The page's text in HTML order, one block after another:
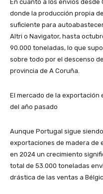
En cuanto a los envíos
donde la producción propia
suficiente para
Altri o Navigator, hasta
90.000 toneladas, lo que
sobre todo por el descenso
provincia de A Coruña.
El mercado de la
del año pasado
Aunque Portugal sigue
exportaciones de madera de
en 2024 un crecimiento
total de 53.000 toneladas
drástica de las ventas a